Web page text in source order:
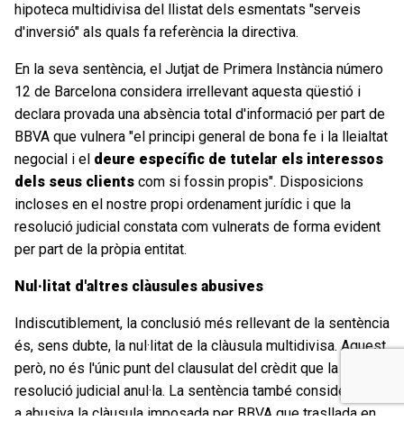
hipoteca multidivisa del llistat dels esmentats "serveis
d'inversió" als quals fa referència la directiva.
En la seva sentència, el Jutjat de Primera Instància número
12 de Barcelona considera irrellevant aquesta qüestió i
declara provada una absència total d'informació per part de
BBVA que vulnera "el principi general de bona fe i la lleialtat
negocial i el deure específic de tutelar els interessos
dels seus clients com si fossin propis". Disposicions
incloses en el nostre propi ordenament jurídic i que la
resolució judicial constata com vulnerats de forma evident
per part de la pròpia entitat.
Nul·litat d'altres clàusules abusives
Indiscutiblement, la conclusió més rellevant de la sentència
és, sens dubte, la nul·litat de la clàusula multidivisa. Aquest,
però, no és l'únic punt del clausulat del crèdit que la
resolució judicial anul·la. La sentència també considera com
a abusiva la clàusula imposada per BBVA que trasllada en